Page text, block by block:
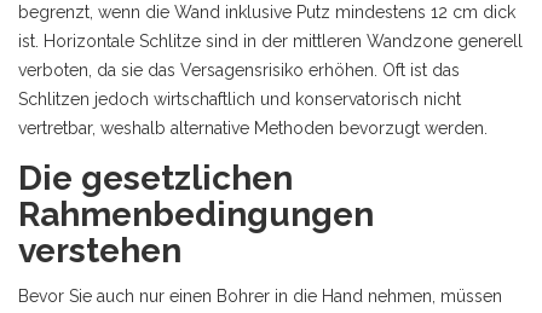
begrenzt, wenn die Wand inklusive Putz mindestens 12 cm dick
ist. Horizontale Schlitze sind in der mittleren Wandzone generell
verboten, da sie das Versagensrisiko erhöhen. Oft ist das
Schlitzen jedoch wirtschaftlich und konservatorisch nicht
vertretbar, weshalb alternative Methoden bevorzugt werden.
Die gesetzlichen
Rahmenbedingungen
verstehen
Bevor Sie auch nur einen Bohrer in die Hand nehmen, müssen